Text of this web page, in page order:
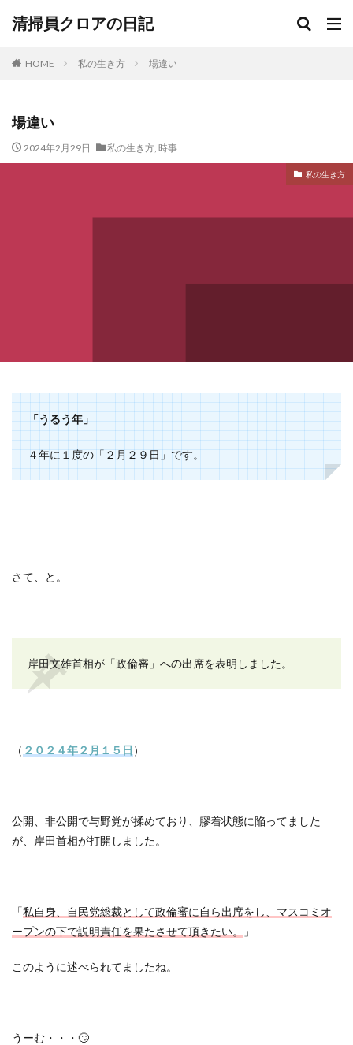
清掃員クロアの日記
HOME 私の生き方 場違い
場違い
2024年2月29日 私の生き方, 時事
私の生き方
「うるう年」
４年に１度の「２月２９日」です。
さて、と。
岸田文雄首相が「政倫審」への出席を表明しました。
（ ２０２４年２月１５日 ）
公開、非公開で与野党が揉めており、膠着状態に陥ってました
が、岸田首相が打開しました。
「私自身、自民党総裁として政倫審に自ら出席をし、マスコミオ
ープンの下で説明責任を果たさせて頂きたい。
」
このように述べられてましたね。
うーむ・・・🙄